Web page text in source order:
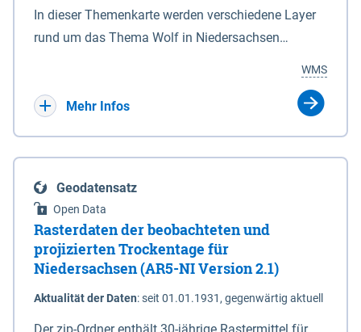
Schutz eines Gebietes vor erhöhten Tiden, vor allem
vor Sturmfluten, zu dienen bestimmt sind (§2 Abs.3
Eigenschaft eines Sperrwerkes durch Widmung, die
die Deichbehörde durch Verordnung ausspricht.
In dieser Themenkarte werden verschiedene Layer
rund um das Thema Wolf in Niedersachsen
sowie Status der bestehenden Wolfsterritorien im
laufenden Monitoringjahr.
WMS
Mehr Infos
Geodatensatz
Open Data
Rasterdaten der beobachteten und
projizierten Trockentage für
Niedersachsen (AR5-NI Version 2.1)
Aktualität der Daten:seit 01.01.1931, gegenwärtig aktuell